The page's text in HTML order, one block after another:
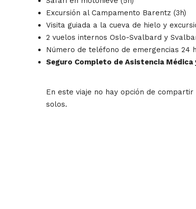
Excursión al Campamento Barentz (3h)
Visita guiada a la cueva de hielo y
2 vuelos internos Oslo-Svalbard y
Número de teléfono de emergencias 24
Seguro Completo de Asistencia Médica
En este viaje no hay opción de
solos.